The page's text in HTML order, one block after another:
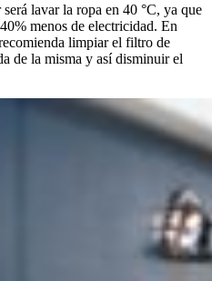
lavar la ropa en 40 °C, ya que
menos de electricidad. En
limpiar el filtro de
de la misma y así disminuir el